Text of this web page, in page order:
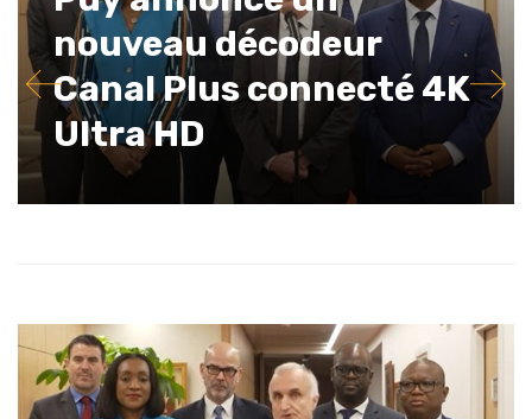
nouveau décodeur
Canal Plus connecté 4K
Ultra HD